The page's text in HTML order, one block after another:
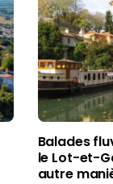
Balades
le Lot-et-
autre